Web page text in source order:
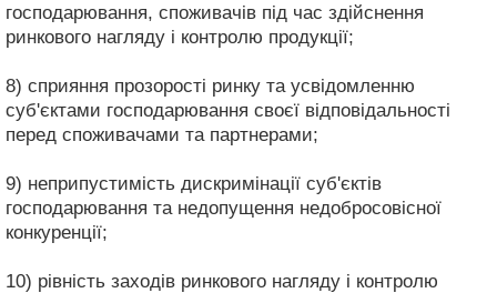
господарювання, споживачів під час здійснення
ринкового нагляду і контролю продукції;
8) сприяння прозорості ринку та усвідомленню
суб'єктами господарювання своєї відповідальності
перед споживачами та партнерами;
9) неприпустимість дискримінації суб'єктів
господарювання та недопущення недобросовісної
конкуренції;
10) рівність заходів ринкового нагляду і контролю